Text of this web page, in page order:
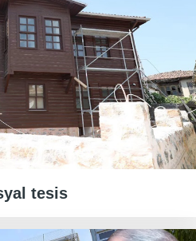
tesis